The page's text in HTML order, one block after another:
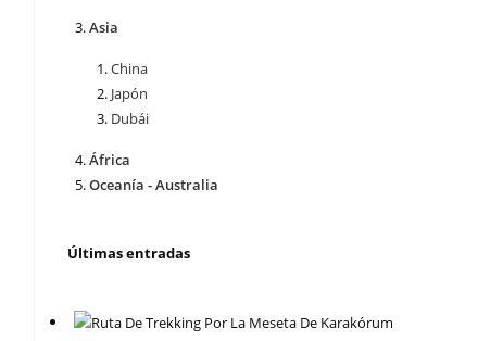
Asia
China
Japón
Dubái
África
Oceanía - Australia
Últimas entradas